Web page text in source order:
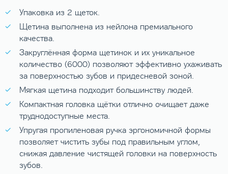
Упаковка из 2 щеток.
Щетина выполнена из нейлона премиального
качества.
Закруглённая форма щетинок и их уникальное
количество (6000) позволяют эффективно ухаживать
за поверхностью зубов и придесневой зоной.
Мягкая щетина подходит большинству людей.
Компактная головка щётки отлично очищает даже
труднодоступные места.
Упругая пропиленовая ручка эргономичной формы
позволяет чистить зубы под правильным углом,
снижая давление чистящей головки на поверхность
зубов.